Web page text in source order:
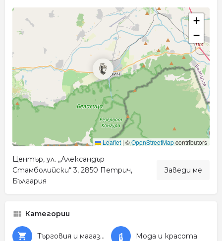
+
−
Leaflet | ©OpenStreetMapcontributors
Център, ул. „Александър
Стамболийски“ 3, 2850 Петрич,
България
Заведи ме
Категории
Търговия и магазини Мода и красота